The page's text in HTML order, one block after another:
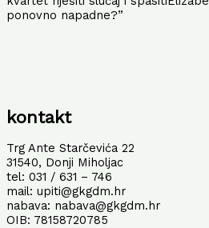
ponovno napadne?”
kontakt
Trg Ante Starčevića 22
31540, Donji Miholjac
tel: 031 / 631 – 746
mail: upiti@gkgdm.hr
nabava: nabava@gkgdm.hr
OIB: 78158720785